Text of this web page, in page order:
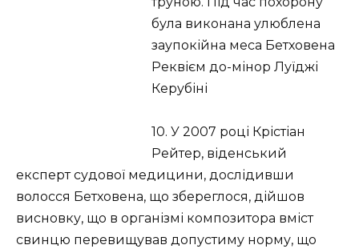
була виконана улюблена
заупокійна меса Бетховена
Реквієм до-мінор Луїджі
Керубіні
10. У 2007 році Крістіан
Рейтер, віденський
експерт судової медицини, дослідивши
волосся Бетховена, що збереглося, дійшов
висновку, що в організмі композитора вміст
свинцю перевищував допустиму норму, що